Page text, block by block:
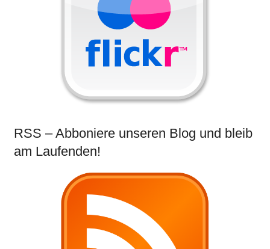
RSS – Abboniere unseren Blog und bleib
am Laufenden!